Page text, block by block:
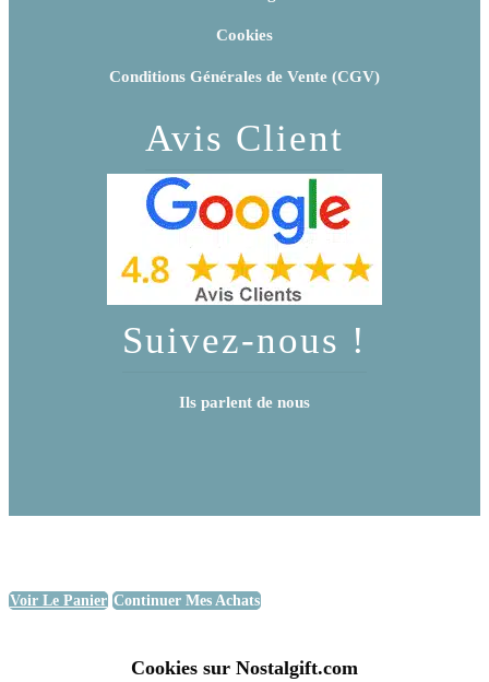
Cookies
Conditions Générales de Vente (CGV)
Avis Client
Suivez-nous !
Ils parlent de nous
Voir Le Panier Continuer Mes Achats
Cookies sur Nostalgift.com